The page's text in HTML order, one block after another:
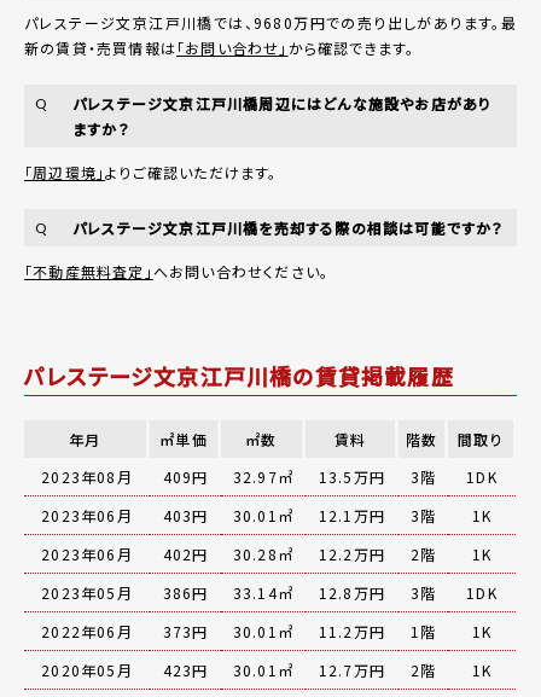
パレステージ文京江戸川橋では、9680万円での売り出しがあります。最
新の賃貸・売買情報は「お問い合わせ」 から確認できます。
Q
パレステージ文京江戸川橋周辺にはどんな施設やお店があり
ますか？
「周辺環境」よりご確認いただけます。
Q パレステージ文京江戸川橋を売却する際の相談は可能ですか？
「不動産無料査定」へお問い合わせください。
パレステージ文京江戸川橋の賃貸掲載履歴
年月 ㎡単価 ㎡数 賃料 階数
間取り
2023年08月
409円 32.97㎡ 13.5万円 3階
1DK
2023年06月
403円 30.01㎡ 12.1万円 3階
1K
2023年06月
402円 30.28㎡ 12.2万円 2階
1K
2023年05月
386円 33.14㎡ 12.8万円 3階
1DK
2022年06月
373円 30.01㎡ 11.2万円 1階
1K
2020年05月
423円 30.01㎡ 12.7万円 2階 1K